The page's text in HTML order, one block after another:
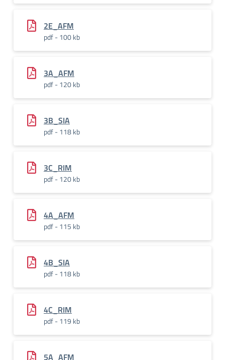
2E_AFM
pdf - 100 kb
3A_AFM
pdf - 120 kb
3B_SIA
pdf - 118 kb
3C_RIM
pdf - 120 kb
4A_AFM
pdf - 115 kb
4B_SIA
pdf - 118 kb
4C_RIM
pdf - 119 kb
5A_AFM